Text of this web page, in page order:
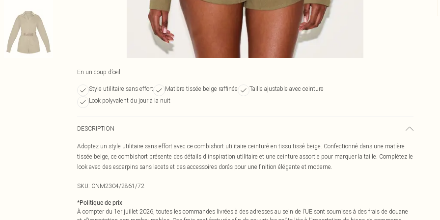
En un coup d’œil
Style utilitaire sans effort Matière tissée beige raffinée
Taille ajustable avec ceinture
Look polyvalent du jour à la nuit
DESCRIPTION
Adoptez un style utilitaire sans effort avec ce combishort utilitaire ceinturé en tissu tissé beige. Confectionné dans une matière
tissée beige, ce combishort présente des détails d'inspiration utilitaire et une ceinture assortie pour marquer la taille. Complétez le
look avec des escarpins sans lacets et des accessoires dorés pour une finition élégante et moderne.
SKU: CNM2304/2861/72
*Politique de prix
À compter du 1er juillet 2026, toutes les commandes livrées à des adresses au sein de l’UE sont soumises à des frais de douane